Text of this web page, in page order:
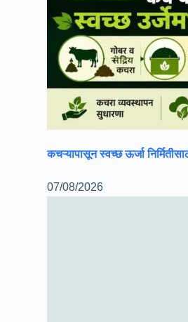
कचऱ्यापासून स्वच्छ ऊर्जा
07/08/2026